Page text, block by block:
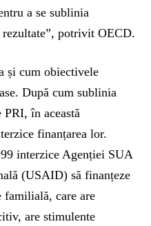
a se sublinia
rezultate”, potrivit OECD.
și cum obiectivele
După cum sublinia
în această
finanțarea lor.
interzice Agenției SUA
(USAID) să finanțeze
care are
are stimulente